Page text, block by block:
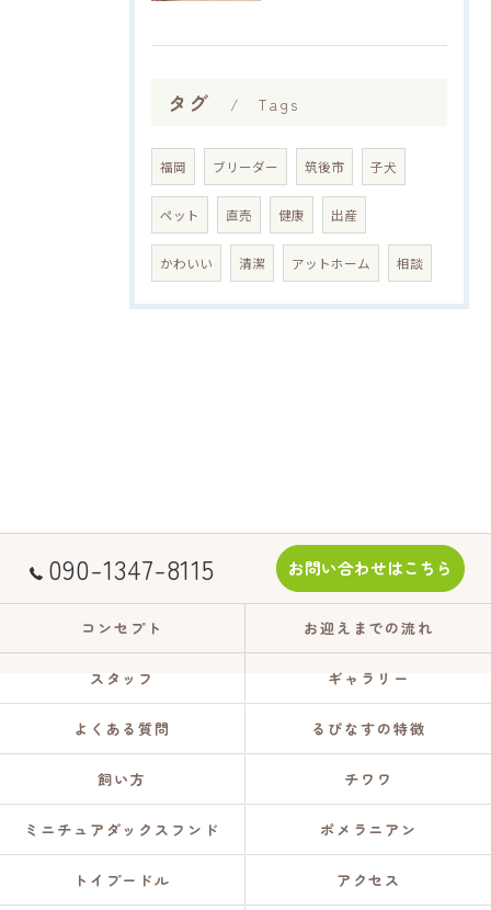
タグ Tags
福岡 ブリーダー 筑後市 子犬
ペット 直売 健康 出産
かわいい 清潔 アットホーム 相談
090-1347-8115 お問い合わせはこちら
コンセプト お迎えまでの流れ
スタッフ ギャラリー
よくある質問 るぴなすの特徴
飼い方 チワワ
ミニチュアダックスフンド ポメラニアン
トイプードル アクセス